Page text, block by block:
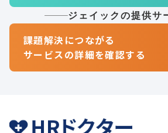
ジェイックの提供サ
課題解決につながる
サービスの詳細を確認する